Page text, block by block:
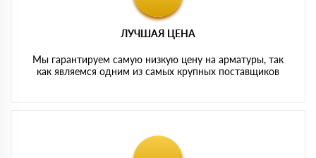
ЛУЧШАЯ ЦЕНА
Мы гарантируем самую низкую цену на арматуры, так
как являемся одним из самых крупных поставщиков